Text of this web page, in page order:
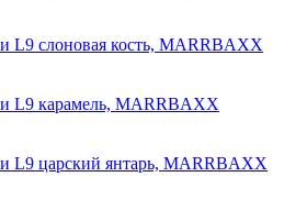
L9 слоновая кость, MARRBAXX
L9 карамель, MARRBAXX
L9 царский янтарь, MARRBAXX